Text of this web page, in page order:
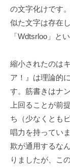
の文字化けです
似た文字は存在
「Wdtsrloo」と
縮小されたのは
ア！』は理論的
す。筋書きはナ
上回ることが前
ち（少なくとも
唱力を持ってい
欺が通用するな
りましたが、こ